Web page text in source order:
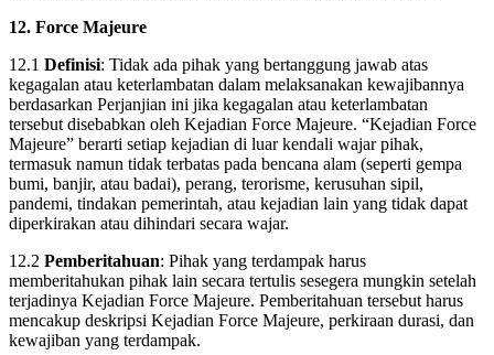
12. Force Majeure
12.1 Definisi: Tidak ada pihak yang bertanggung jawab atas
kegagalan atau keterlambatan dalam melaksanakan kewajibannya
berdasarkan Perjanjian ini jika kegagalan atau keterlambatan
tersebut disebabkan oleh Kejadian Force Majeure. “Kejadian Force
Majeure” berarti setiap kejadian di luar kendali wajar pihak,
termasuk namun tidak terbatas pada bencana alam (seperti gempa
bumi, banjir, atau badai), perang, terorisme, kerusuhan sipil,
pandemi, tindakan pemerintah, atau kejadian lain yang tidak dapat
diperkirakan atau dihindari secara wajar.
12.2 Pemberitahuan: Pihak yang terdampak harus
memberitahukan pihak lain secara tertulis sesegera mungkin setelah
terjadinya Kejadian Force Majeure. Pemberitahuan tersebut harus
mencakup deskripsi Kejadian Force Majeure, perkiraan durasi, dan
kewajiban yang terdampak.